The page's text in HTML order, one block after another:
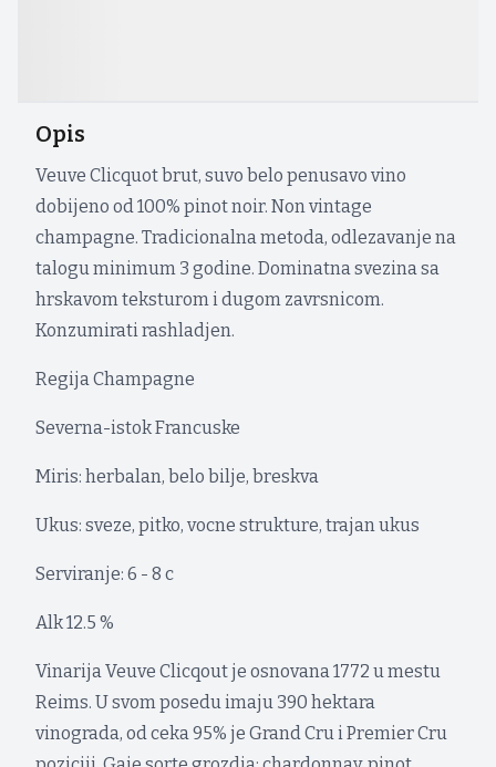
Opis
Veuve Clicquot brut, suvo belo penusavo vino
dobijeno od 100% pinot noir. Non vintage
champagne. Tradicionalna metoda, odlezavanje na
talogu minimum 3 godine. Dominatna svezina sa
hrskavom teksturom i dugom zavrsnicom.
Konzumirati rashladjen.
Regija Champagne
Severna-istok Francuske
Miris: herbalan, belo bilje, breskva
Ukus: sveze, pitko, vocne strukture, trajan ukus
Serviranje: 6 - 8 c
Alk 12.5 %
Vinarija Veuve Clicqout je osnovana 1772 u mestu
Reims. U svom posedu imaju 390 hektara
vinograda, od ceka 95% je Grand Cru i Premier Cru